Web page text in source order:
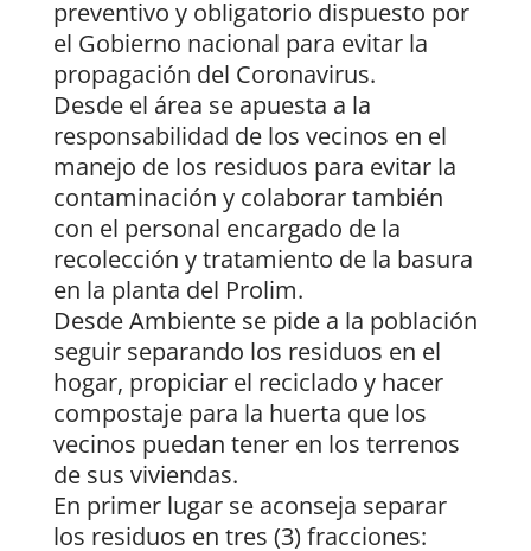
preventivo y obligatorio dispuesto por
el Gobierno nacional para evitar la
propagación del Coronavirus.
Desde el área se apuesta a la
responsabilidad de los vecinos en el
manejo de los residuos para evitar la
contaminación y colaborar también
con el personal encargado de la
recolección y tratamiento de la basura
en la planta del Prolim.
Desde Ambiente se pide a la población
seguir separando los residuos en el
hogar, propiciar el reciclado y hacer
compostaje para la huerta que los
vecinos puedan tener en los terrenos
de sus viviendas.
En primer lugar se aconseja separar
los residuos en tres (3) fracciones: